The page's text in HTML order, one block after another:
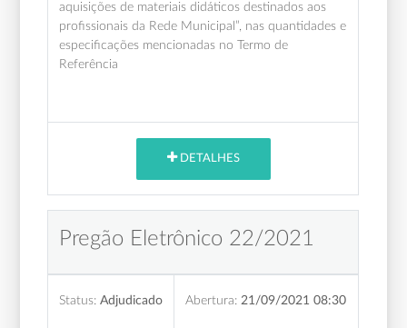
aquisições de materiais didáticos destinados aos
profissionais da Rede Municipal”, nas quantidades e
especificações mencionadas no Termo de
Referência
DETALHES
Pregão Eletrônico 22/2021
Status: Adjudicado Abertura: 21/09/2021 08:30